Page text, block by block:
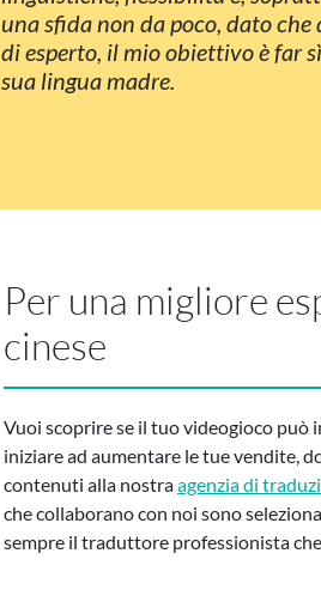
una sfida non da poco, dato
di esperto, il mio obiettivo è far
sua lingua madre.
Per una migliore
cinese
Vuoi scoprire se il tuo videogioco può
iniziare ad aumentare le tue vendite,
contenuti alla nostraagenzia di
che collaborano con noi sono
sempre il traduttore professionista